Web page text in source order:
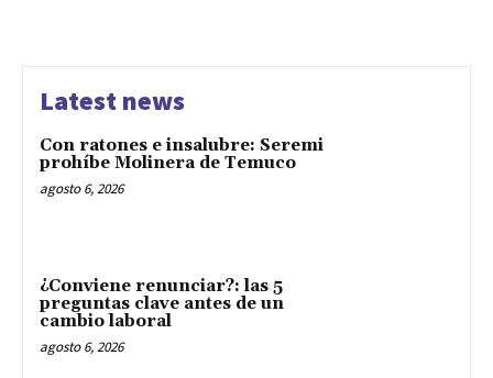
Latest news
Con ratones e insalubre: Seremi
prohíbe Molinera de Temuco
agosto 6, 2026
¿Conviene renunciar?: las 5
preguntas clave antes de un
cambio laboral
agosto 6, 2026